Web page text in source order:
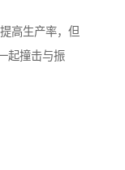
高生产率，但
起撞击与振